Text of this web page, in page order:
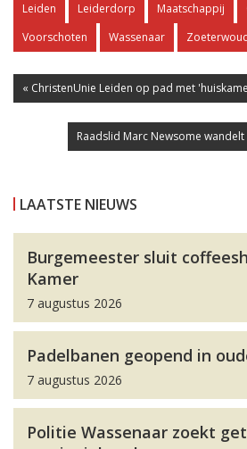
Leiden Leiderdorp Maatschappij
Voorschoten
Wassenaar
« ChristenUnie Leiden op pad met
Raadslid Marc Newsome
LAATSTE NIEUWS
Burgemeester sluit
Kamer
7 augustus 2026
Padelbanen geopend in
7 augustus 2026
Politie Wassenaar zoekt